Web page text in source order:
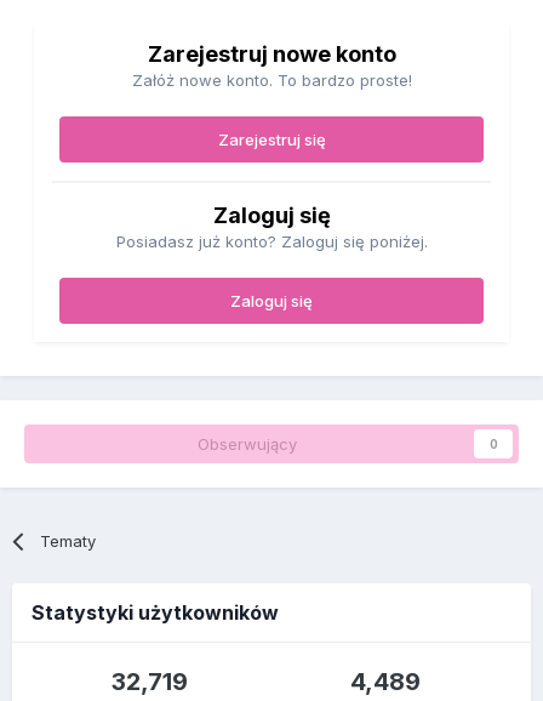
Zarejestruj nowe konto
Załóż nowe konto. To bardzo proste!
Zarejestruj się
Zaloguj się
Posiadasz już konto? Zaloguj się poniżej.
Zaloguj się
Obserwujący 0
Tematy
Statystyki użytkowników
32,719 4,489